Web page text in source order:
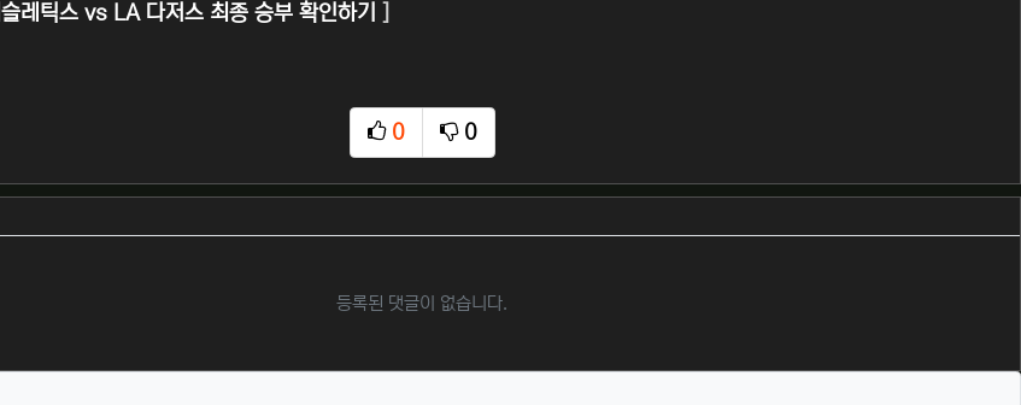
레틱스 vs LA 다저스 최종 승부 확인하기
0
추천
0
비추천
등록된 댓글이 없습니다.